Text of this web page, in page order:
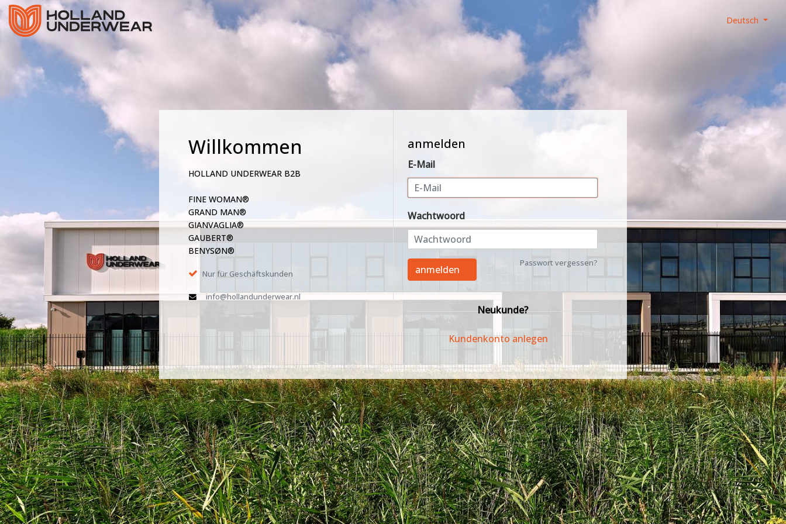
Deutsch
Willkommen
HOLLAND UNDERWEAR B2B
FINE WOMAN®
GRAND MAN®
GIANVAGLIA®
GAUBERT®
BENYSØN®
Nur für Geschäftskunden
info@hollandunderwear.nl
anmelden
E-Mail
Wachtwoord
Passwort vergessen?
anmelden
Neukunde?
Kundenkonto anlegen